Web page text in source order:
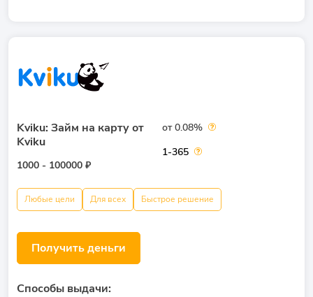
Kviku: Займ на карту от
Kviku
1000 - 100000 ₽
от 0.08%
1-365
Любые цели Для всех Быстрое решение
Получить деньги
Способы выдачи: